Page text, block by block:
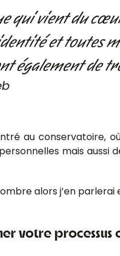
qui vient du
et toutes
également de
au conservatoire,
mais
alors j’en
votre processus